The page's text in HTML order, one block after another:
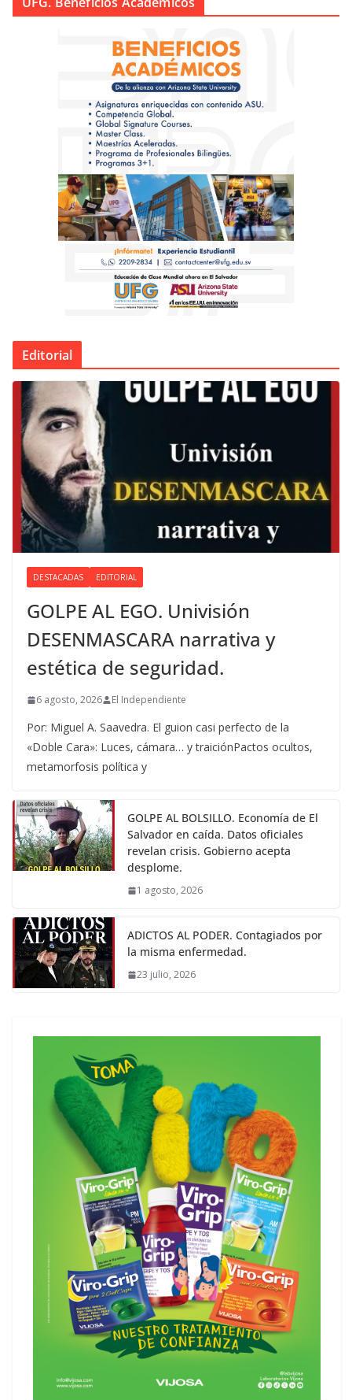
Editorial
DESTACADAS EDITORIAL
GOLPE AL EGO. Univisión
DESENMASCARA narrativa y
estética de seguridad.
6 agosto, 2026 El Independiente
Por: Miguel A. Saavedra. El guion casi perfecto de la
«Doble Cara»: Luces, cámara… y traiciónPactos ocultos,
metamorfosis política y
GOLPE AL BOLSILLO. Economía de El
Salvador en caída. Datos oficiales
revelan crisis. Gobierno acepta
desplome.
1 agosto, 2026
ADICTOS AL PODER. Contagiados por
la misma enfermedad.
23 julio, 2026